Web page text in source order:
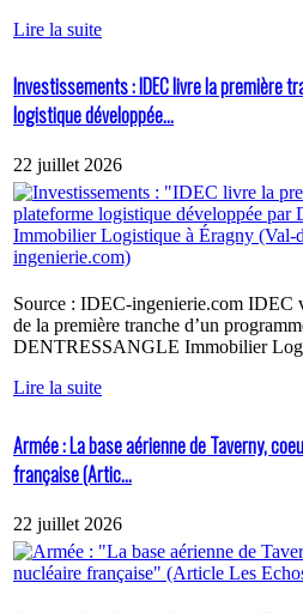
Lire la suite
Investissements : IDEC livre la première
logistique développée...
22 juillet 2026
Source : IDEC-ingenierie.com IDEC
de la première tranche d’un
DENTRESSANGLE Immobilier
Lire la suite
Armée : La base aérienne de Taverny,
française (Artic...
22 juillet 2026